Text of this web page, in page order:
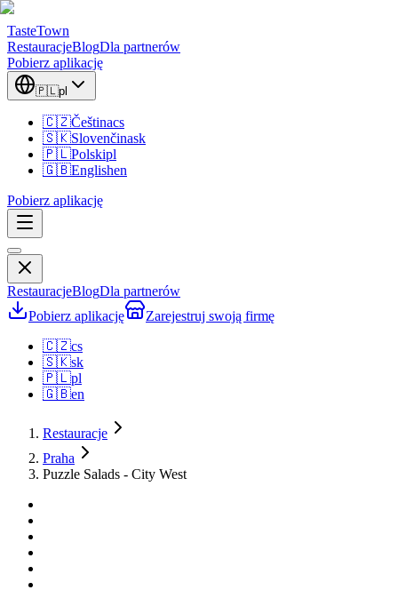
TasteTown
RestauracjeBlogDla partnerów
Pobierz aplikację
🇵🇱pl
🇨🇿Češtinacs
🇸🇰Slovenčinask
🇵🇱Polskipl
🇬🇧Englishen
Pobierz aplikację
RestauracjeBlogDla partnerów
Pobierz aplikację
Zarejestruj swoją firmę
🇨🇿cs
🇸🇰sk
🇵🇱pl
🇬🇧en
Restauracje
Praha
Puzzle Salads - City West